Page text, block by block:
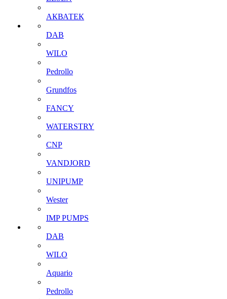
АКВАТЕК
DAB
WILO
Pedrollo
Grundfos
FANCY
WATERSTRY
CNP
VANDJORD
UNIPUMP
Wester
IMP PUMPS
DAB
WILO
Aquario
Pedrollo